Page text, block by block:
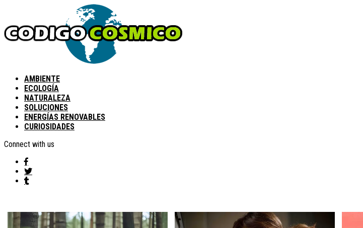
AMBIENTE
ECOLOGÍA
NATURALEZA
SOLUCIONES
ENERGÍAS RENOVABLES
CURIOSIDADES
Connect with us